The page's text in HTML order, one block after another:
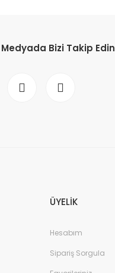
Bizi Takip Edin
ÜYELİK
Hesabım
Sipariş Sorgula